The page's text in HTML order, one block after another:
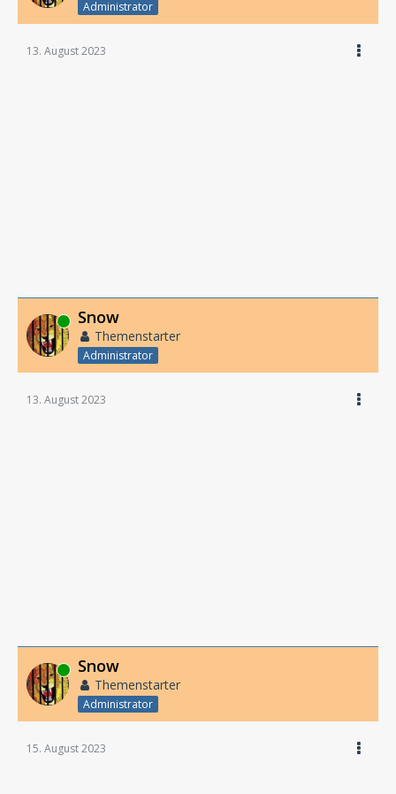
Administrator
13. August 2023
Online Snow
Themenstarter
Administrator
13. August 2023
Online Snow
Themenstarter
Administrator
15. August 2023